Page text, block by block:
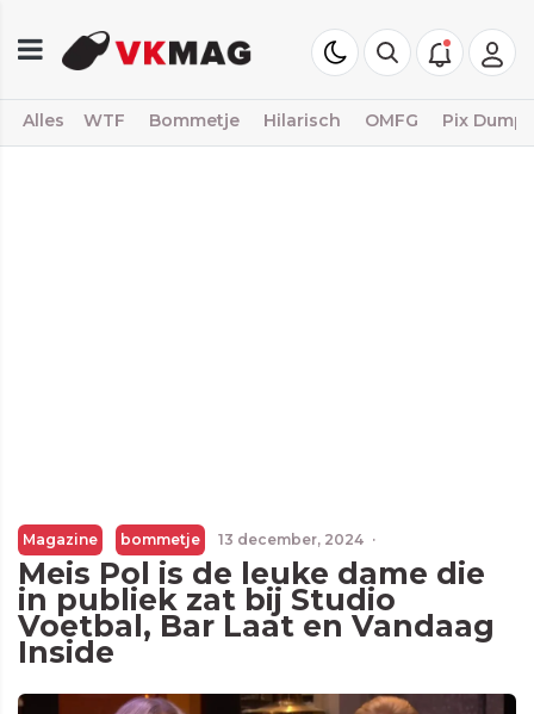
Alles WTF Bommetje Hilarisch OMFG Pix Dump
Magazine bommetje 13 december, 2024 ·
Meis Pol is de leuke dame die
in publiek zat bij Studio
Voetbal, Bar Laat en Vandaag
Inside